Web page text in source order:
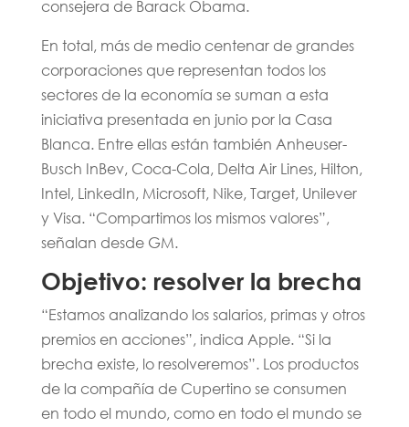
consejera de Barack Obama.
En total, más de medio centenar de grandes
corporaciones que representan todos los
sectores de la economía se suman a esta
iniciativa presentada en junio por la Casa
Blanca. Entre ellas están también Anheuser-
Busch InBev, Coca-Cola, Delta Air Lines, Hilton,
Intel, LinkedIn, Microsoft, Nike, Target, Unilever
y Visa. “Compartimos los mismos valores”,
señalan desde GM.
Objetivo: resolver la brecha
“Estamos analizando los salarios, primas y otros
premios en acciones”, indica Apple. “Si la
brecha existe, lo resolveremos”. Los productos
de la compañía de Cupertino se consumen
en todo el mundo, como en todo el mundo se